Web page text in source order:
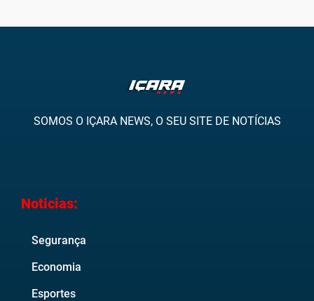
SOMOS O IÇARA NEWS, O SEU SITE DE NOTÍCIAS
Noticias:
Segurança
Economia
Esportes